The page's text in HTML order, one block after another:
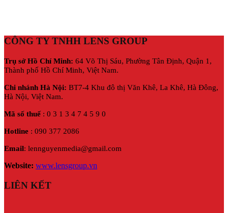
CÔNG TY TNHH LENS GROUP
Trụ sở Hồ Chí Minh: 64 Võ Thị Sáu, Phường Tân Định, Quận 1,
Thành phố Hồ Chí Minh, Việt Nam.
Chi nhánh Hà Nội: BT7-4 Khu đô thị Văn Khê, La Khê, Hà Đông,
Hà Nội, Việt Nam.
Mã số thuế: 0 3 1 3 4 7 4 5 9 0
Hotline : 090 377 2086
Email: lennguyenmedia@gmail.com
Website: www.lensgroup.vn
LIÊN KẾT